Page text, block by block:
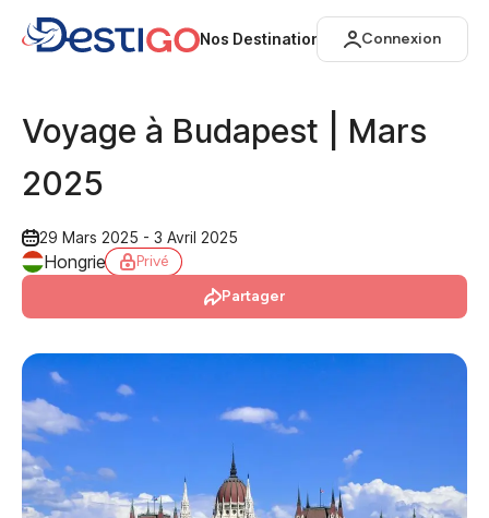
Nos Destinations Connexion
Voyage à Budapest | Mars
2025
29 Mars 2025 - 3 Avril 2025
Hongrie
Privé
Partager